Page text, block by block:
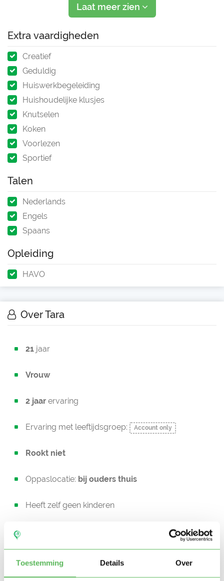
Toestemming Details Over
ontdekken vind ik erg leuk. Daarnaast ben ik
Laat meer zien
Extra vaardigheden
Creatief
Geduldig
Huiswerkbegeleiding
Huishoudelijke klusjes
Knutselen
Koken
Voorlezen
Sportief
Talen
Nederlands
Engels
Spaans
Opleiding
HAVO
Over Tara
21 jaar
Vrouw
2 jaar ervaring
Ervaring met leeftijdsgroep: Account only
Rookt niet
Oppaslocatie: bij ouders thuis
Heeft zelf geen kinderen